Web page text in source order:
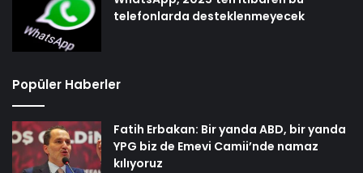
telefonlarda desteklenmeyecek
Popüler Haberler
Fatih Erbakan: Bir yanda ABD, bir yanda
YPG biz de Emevi Camii’nde namaz
kılıyoruz